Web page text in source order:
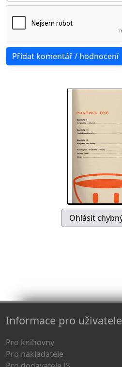
Informace pro uživatele
Pro knihovny
Pro nakladatele